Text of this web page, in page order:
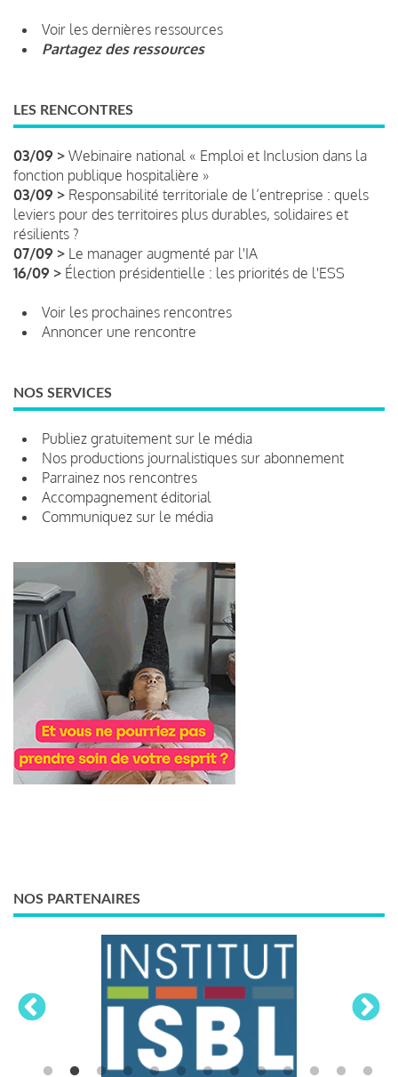
Voir les dernières ressources
Partagez des ressources
LES RENCONTRES
03/09 > Webinaire national « Emploi et Inclusion dans la
fonction publique hospitalière »
03/09 > Responsabilité territoriale de l’entreprise : quels
leviers pour des territoires plus durables, solidaires et
résilients ?
07/09 > Le manager augmenté par l'IA
16/09 > Élection présidentielle : les priorités de l'ESS
Voir les prochaines rencontres
Annoncer une rencontre
NOS SERVICES
Publiez gratuitement sur le média
Nos productions journalistiques sur abonnement
Parrainez nos rencontres
Accompagnement éditorial
Communiquez sur le média
NOS PARTENAIRES